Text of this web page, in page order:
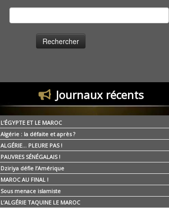
Journaux récents
L’ÉGYPTE ET LE MAROC
Algérie : la défaite et après ?
ALGÉRIE… PLEURE PAS !
PAUVRES SÉNÉGALAIS !
Dziriya défie l’Amérique
MAROC AU FINAL !
Sous menace islamiste
L’ALGÉRIE TAQUINE LE MAROC